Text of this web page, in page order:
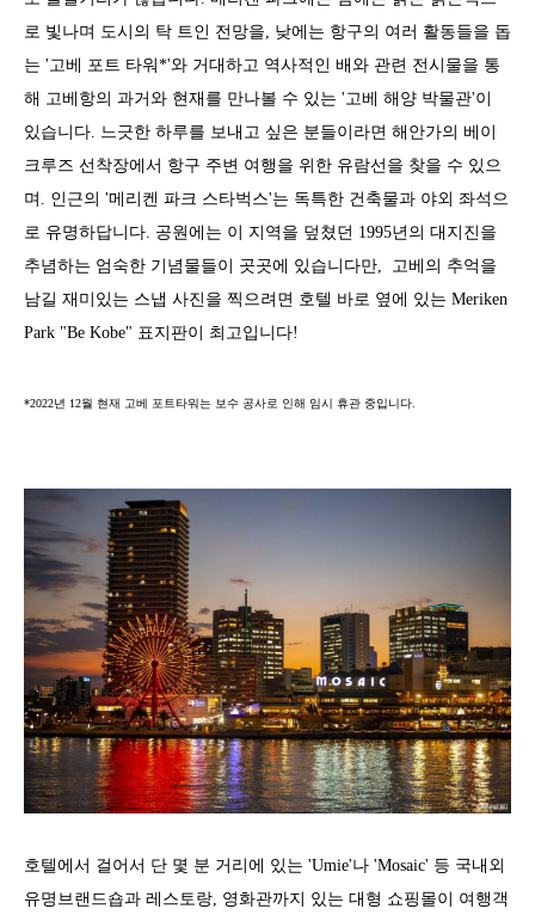
로 빛나며 도시의 탁 트인 전망을, 낮에는 항구의 여러 활동들을 돕
는 '고베 포트 타워*'와 거대하고 역사적인 배와 관련 전시물을 통
해 고베항의 과거와 현재를 만나볼 수 있는 '고베 해양 박물관'이
있습니다. 느긋한 하루를 보내고 싶은 분들이라면 해안가의 베이
크루즈 선착장에서 항구 주변 여행을 위한 유람선을 찾을 수 있으
며. 인근의 '메리켄 파크 스타벅스'는 독특한 건축물과 야외 좌석으
로 유명하답니다. 공원에는 이 지역을 덮쳤던 1995년의 대지진을
추념하는 엄숙한 기념물들이 곳곳에 있습니다만, 고베의 추억을
남길 재미있는 스냅 사진을 찍으려면 호텔 바로 옆에 있는 Meriken
Park "Be Kobe" 표지판이 최고입니다!
*2022년 12월 현재 고베 포트타워는 보수 공사로 인해 임시 휴관 중입니다.
호텔에서 걸어서 단 몇 분 거리에 있는 'Umie'나 'Mosaic' 등 국내외
유명브랜드숍과 레스토랑, 영화관까지 있는 대형 쇼핑몰이 여행객